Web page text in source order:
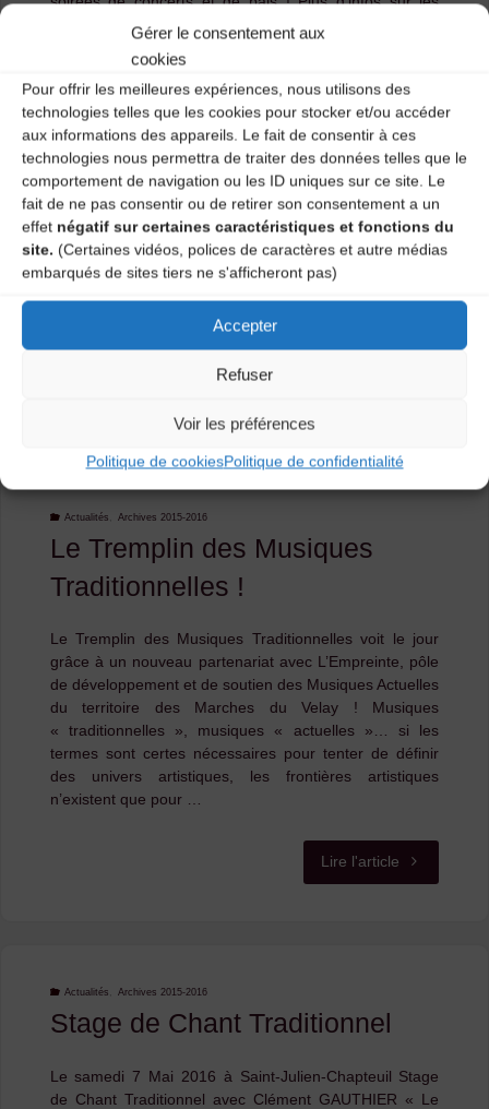
Gérer le consentement aux
cookies
Pour offrir les meilleures expériences, nous utilisons des
technologies telles que les cookies pour stocker et/ou accéder
aux informations des appareils. Le fait de consentir à ces
technologies nous permettra de traiter des données telles que le
comportement de navigation ou les ID uniques sur ce site. Le
fait de ne pas consentir ou de retirer son consentement a un
effet négatif sur certaines caractéristiques et fonctions du
site. (Certaines vidéos, polices de caractères et autre médias
embarqués de sites tiers ne s'afficheront pas)
Accepter
Refuser
Voir les préférences
Politique de cookiesPolitique de confidentialité
soirées 2016 ici. ———————- 3 jours de stages
Lire l'article"LES
NUITS
Actualités Archives 2015-2016
Le Tremplin des Musiques
Traditionnelles !
Le Tremplin des Musiques Traditionnelles voit le jour
grâce à un nouveau partenariat avec L’Empreinte, pôle
de développement et de soutien des Musiques Actuelles
du territoire des Marches du Velay ! Musiques
« traditionnelles », musiques « actuelles »… si les
termes sont certes nécessaires pour tenter de définir
des univers artistiques, les frontières artistiques
n’existent que pour …
Lire l'article"Le
!"
Actualités Archives 2015-2016
Stage de Chant Traditionnel
Le samedi 7 Mai 2016 à Saint-Julien-Chapteuil Stage
de Chant Traditionnel avec Clément GAUTHIER « Le